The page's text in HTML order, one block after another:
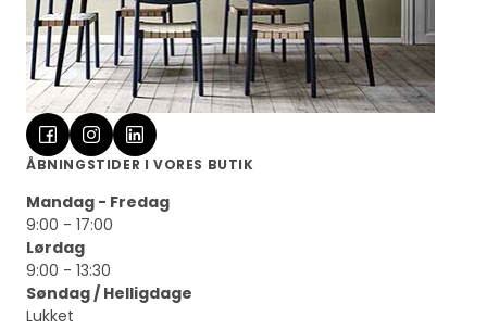
ÅBNINGSTIDER I VORES BUTIK
Mandag - Fredag
9:00 - 17:00
Lørdag
9:00 - 13:30
Søndag / Helligdage
Lukket